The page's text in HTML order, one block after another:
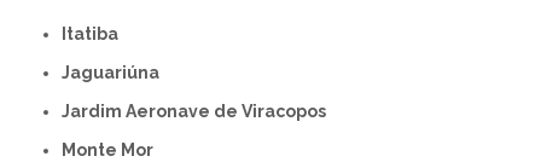
Itatiba
Jaguariúna
Jardim Aeronave de Viracopos
Monte Mor